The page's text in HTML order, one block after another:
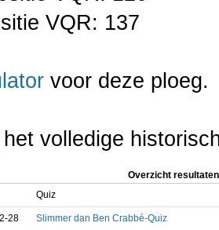
VQR: 137
voor deze ploeg.
het volledige
Overzicht resultaten
Quiz
28 Slimmer dan Ben Crabbé-Quiz